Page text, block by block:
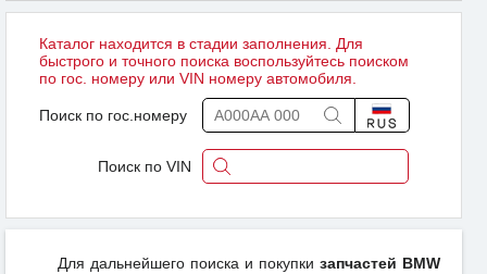
Каталог находится в стадии заполнения. Для
быстрого и точного поиска воспользуйтесь поиском
по гос. номеру или VIN номеру автомобиля.
Поиск по гос.номеру
Поиск по VIN
Для дальнейшего поиска и покупки запчастей BMW